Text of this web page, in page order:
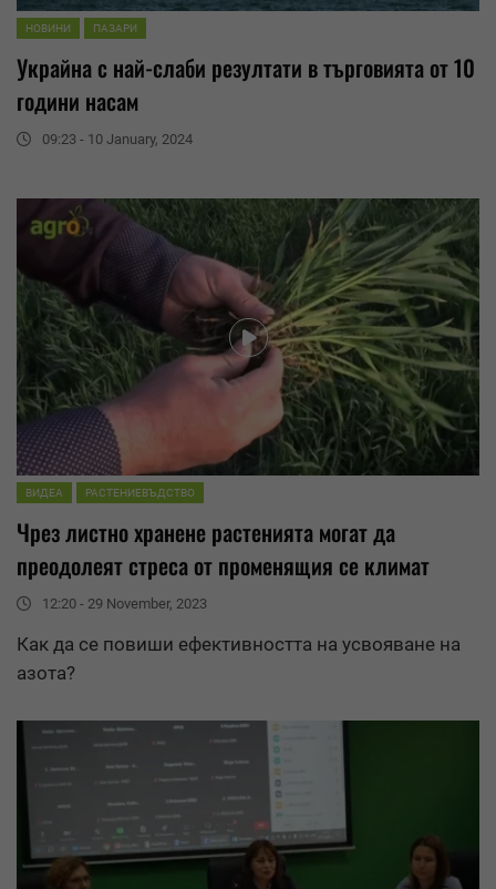
НОВИНИ ПАЗАРИ
Украйна с най-слаби резултати в търговията от 10
години насам
09:23 - 10 January, 2024
ВИДЕА РАСТЕНИЕВЪДСТВО
Чрез листно хранене растенията могат да
преодолеят стреса от променящия се климат
12:20 - 29 November, 2023
Как да се повиши ефективността на усвояване на
азота?